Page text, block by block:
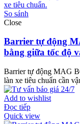
So sánh
Close
Barrier tự động
bằng giữa tốc độ
Barrier tự động MAG
làn xe tiêu chuẩn cần
Add to wishlist
Đọc tiếp
Quick view